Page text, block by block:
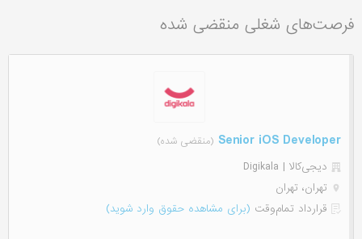
فرصت‌های شغلی منقضی شده
Senior iOS Developer (منقضی شده)
دیجی‌‌کالا | Digikala
تهران، تهران
قرارداد تمام‌وقت (برای مشاهده حقوق وارد شوید)